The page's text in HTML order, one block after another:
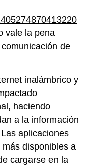
vale la pena
de
inalámbrico y
haciendo
a la información
aplicaciones
disponibles a
cargarse en la